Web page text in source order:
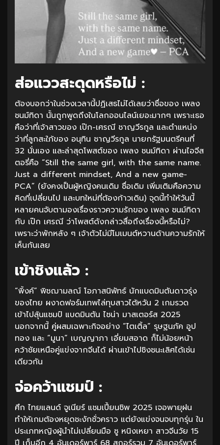
ส่อแววสะดุดหรือไม่ :
ต้องบอกว่าในช่วงเวลานี้ปฏิเสธไม่ได้เลยว่าชื่อของ เพลง
ชนม์ทิดา นั้นถูกพูดถึงในโลกออนไลน์เยอะมากๆ เพราะเธอ
คือว่าที่เจ้าสาวของ เป๊ก-เศรณี ชาญวีรกูล และตำแหน่ง
ว่าที่ลูกสะใภ้ของ อนุทิน ชาญวีรกูล นายกรัฐมนตรีคนที่
32 นั่นเอง และล่าสุดโพสต์ของ เพลง ชนม์ทิดา ผ่านไอจีส
ตอรี่คือ “Still the same girl, with the same name.
Just a different mindset, And a new game-
PCA” (ยังคงเป็นผู้หญิงคนเดิม ชื่อเดิม เพิ่มเติมคือความ
คิดที่เปลี่ยนไป และบทใหม่ที่ต้องก้าวเดิน) จุดนี้ทำให้วันนี้
หลายคนจับตามองเรื่องราวความรักของ เพลง ชนม์ทิดา
กับ เป๊ก เศรณี ว่าโพสต์ดังกล่าวสื่อถึงเรื่องนี้หรือไม่?
เพราะว่าพักหลัง ๆ เจ้าตัวไม่มีโมเมนต์หวานด้านความรักให้
เห็นกันเลย
เข้าชิงแล้ว :
“พิ้งค์” พิชฌามลณ์ โอภาสนิพัทธ์ นักแบดมินตันดาวรุ่ง
ของไทย ผงาดฟอร์มเทพไล่ทุบสาวไต้หวัน 2 เกมรวด
เข้าไปลุ้นแชมป์ แบดมินตัน ไชน่า มาสเตอร์ส 2025
นอกจากนี้ คู่ผสมเฉพาะกิจอย่าง “ไตเติ้ล” รุษฐนภัค อูป
ทอง และ “มูนา” เบญญาภา เอี่ยมสอาด ก็ไม่น้อยหน้า
คว้าชัยเหนือคู่แข่งจากจีนได้ ผ่านเข้าไปชิงชนะเลิศได้เช่น
เดียวกัน
จ่อคว้าแชมป์ :
ศึก ไทยแลนด์ จูเนียร์ แชมเปี้ยนชิพ 2025 เจอพายุฝน
ทำให้เกมต้องหยุดชะงักชั่วคราว แต่ยังแข่งจนจบทุกรุ่น ใน
ประเภทหญิงผู้นำไม่เปลี่ยนมือ ซู หนิงเหยา สาวจีนวัย 15